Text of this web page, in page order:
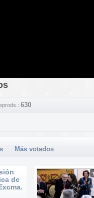
630
Más votados
de